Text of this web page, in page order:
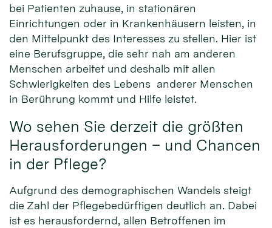
bei Patienten zuhause, in stationären
Einrichtungen oder in Krankenhäusern leisten, in
den Mittelpunkt des Interesses zu stellen. Hier ist
eine Berufsgruppe, die sehr nah am anderen
Menschen arbeitet und deshalb mit allen
Schwierigkeiten des Lebens anderer Menschen
in Berührung kommt und Hilfe leistet.
Wo sehen Sie derzeit die größten
Herausforderungen – und Chancen
in der Pflege?
Aufgrund des demographischen Wandels steigt
die Zahl der Pflegebedürftigen deutlich an. Dabei
ist es herausfordernd, allen Betroffenen im